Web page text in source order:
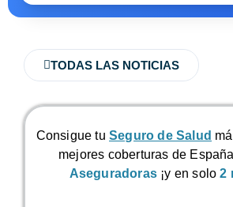
TODAS LAS NOTICIAS
Consigue tu Seguro de Salud
mejores coberturas de
Aseguradoras ¡y en solo2